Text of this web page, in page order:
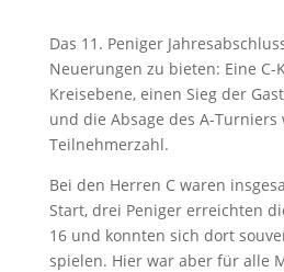
Das 11. Peniger
Neuerungen zu bieten: Eine C-
Kreisebene, einen Sieg der
und die Absage des A-
Teilnehmerzahl.
Bei den Herren C waren
Start, drei Peniger erreichten
16 und konnten sich dort
spielen. Hier war aber für alle